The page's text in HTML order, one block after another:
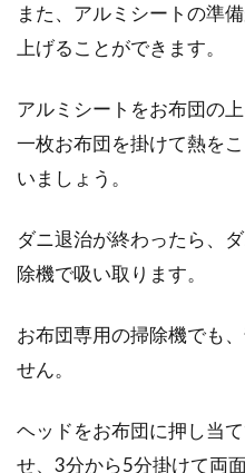
また、アルミシートの準
上げることができます。
アルミシートをお布団の
一枚お布団を掛けて熱を
いましょう。
ダニ退治が終わったら、
除機で吸い取ります。
お布団専用の掃除機でも
せん。
ヘッドをお布団に押し当
せ、3分から5分掛けて両